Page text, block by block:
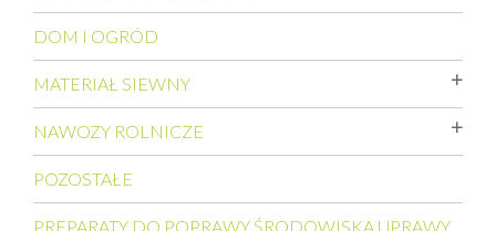
DOM I OGRÓD
MATERIAŁ SIEWNY
NAWOZY ROLNICZE
POZOSTAŁE
PREPARATY DO POPRAWY ŚRODOWISKA UPRAWY